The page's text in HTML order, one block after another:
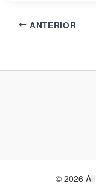
ANTERIOR